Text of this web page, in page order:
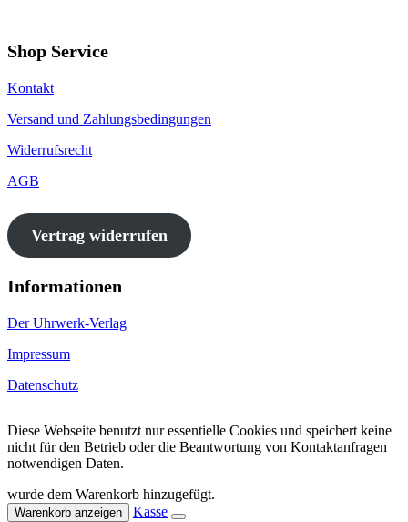
Shop Service
Kontakt
Versand und Zahlungsbedingungen
Widerrufsrecht
AGB
Vertrag widerrufen
Informationen
Der Uhrwerk-Verlag
Impressum
Datenschutz
Diese Webseite benutzt nur essentielle Cookies und speichert keine
nicht für den Betrieb oder die Beantwortung von Kontaktanfragen
notwendigen Daten.
wurde dem Warenkorb hinzugefügt.
Warenkorb anzeigen Kasse